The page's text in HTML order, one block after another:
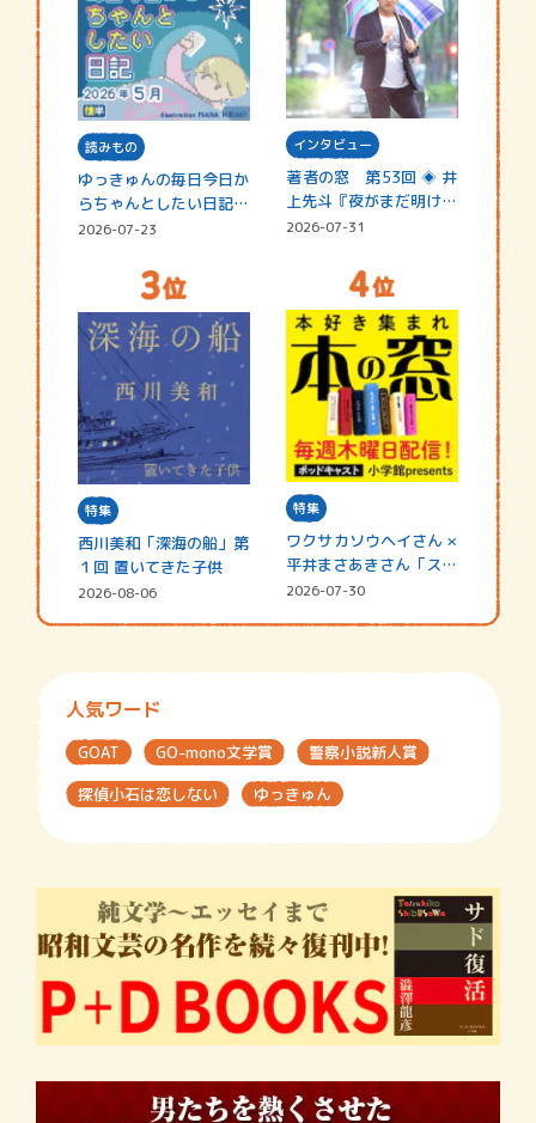
読みもの
ゆっきゅんの毎日今日か
らちゃんとしたい日記
☆202…
2026-07-23
インタビュー
著者の窓 第53回 ◈ 井
上先斗『夜がまだ明けな
い』
2026-07-31
特集
西川美和「深海の船」第
１回 置いてきた子供
2026-08-06
特集
ワクサカソウヘイさん ×
平井まさあきさん「スペ
シャ…
2026-07-30
人気ワード
GOAT GO-mono文学賞
警察小説新人賞
探偵小石は恋しない
ゆっきゅん